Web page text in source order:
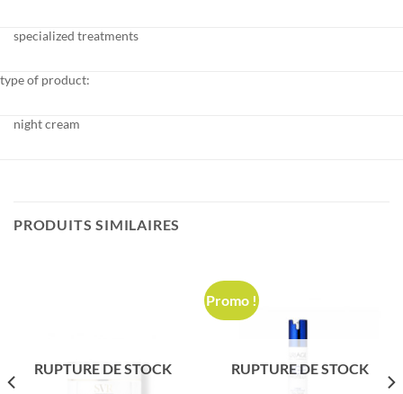
specialized treatments
type of product:
night cream
PRODUITS SIMILAIRES
RUPTURE DE STOCK
Promo !
RUPTURE DE STOCK